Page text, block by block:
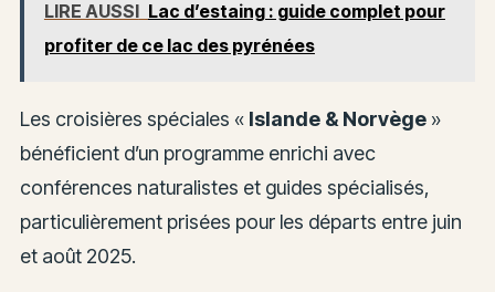
LIRE AUSSI Lac d’estaing : guide complet pour
profiter de ce lac des pyrénées
Les croisières spéciales « Islande & Norvège»
bénéficient d’un programme enrichi avec
conférences naturalistes et guides spécialisés,
particulièrement prisées pour les départs entre juin
et août 2025.